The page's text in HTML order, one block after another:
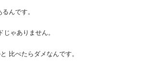
るんです。
ゃありません。
比べたらダメなんです。